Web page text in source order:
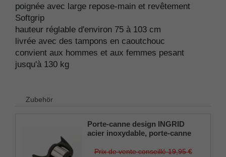
poignée avec large repose-main et revêtement
Softgrip
hauteur réglable d'environ 75 à 103 cm
livrée avec des tampons en caoutchouc
convient aux hommes et aux femmes pesant
jusqu'à 130 kg
Zubehör
Porte-canne design INGRID
acier inoxydable, porte-canne
22mm), caoutchouc souple
Prix de vente conseillé 19,95 €